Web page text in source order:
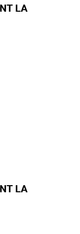
LA
LA